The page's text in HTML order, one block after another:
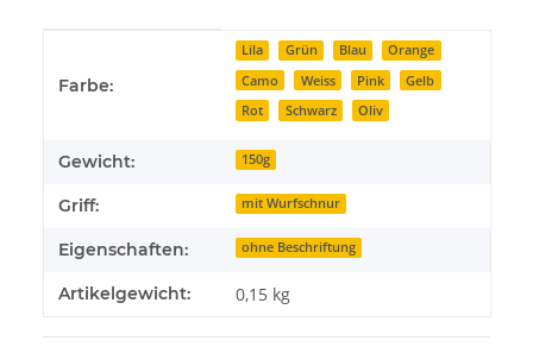
Farbe:
Lila Grün Blau
Orange
Camo
Weiss Pink
Gelb
Rot
Schwarz Oliv
Gewicht: 150g
Griff: mit Wurfschnur
Eigenschaften: ohne Beschriftung
Artikelgewicht: 0,15 kg